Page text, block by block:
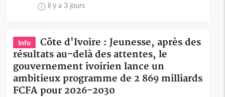
il y a 3 jours
Info
Côte d'Ivoire : Jeunesse, après des
résultats au-delà des attentes, le
gouvernement ivoirien lance un
ambitieux programme de 2 869 milliards
FCFA pour 2026-2030